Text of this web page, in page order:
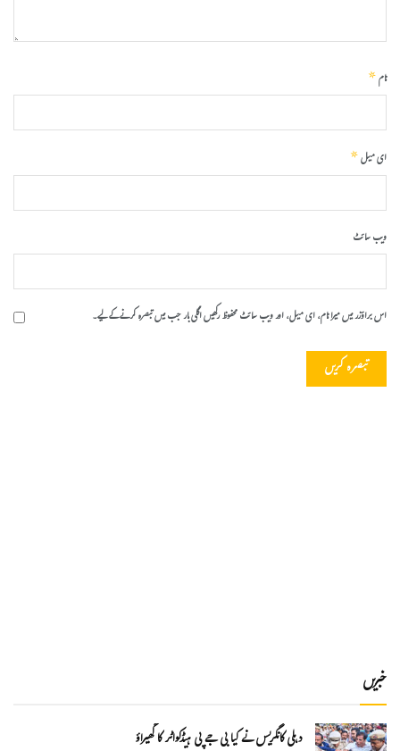
نام*
ای میل*
ویب‌ سائٹ
اس براؤزر میں میرا نام، ای میل، اور ویب سائٹ محفوظ رکھیں اگلی بار جب میں تبصرہ کرنے کےلیے۔
خبریں
دہلی کانگریس نے کیا بی جے پی ہیڈکواٹر کا گھیراؤ